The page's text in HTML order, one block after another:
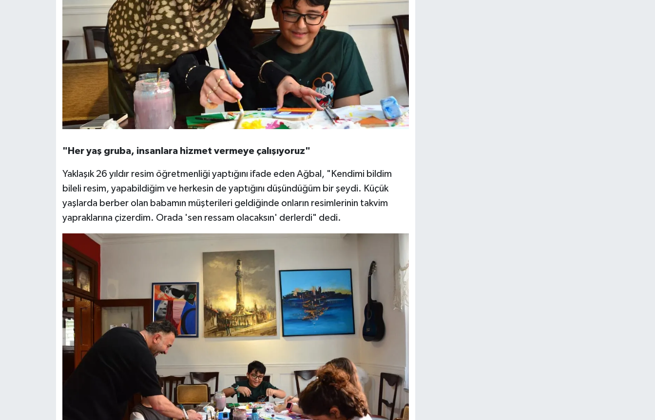
"Her yaş gruba, insanlara hizmet vermeye çalışıyoruz"
Yaklaşık 26 yıldır resim öğretmenliği yaptığını ifade eden Ağbal, "Kendimi bildim
bileli resim, yapabildiğim ve herkesin de yaptığını düşündüğüm bir şeydi. Küçük
yaşlarda berber olan babamın müşterileri geldiğinde onların resimlerinin takvim
yapraklarına çizerdim. Orada 'sen ressam olacaksın' derlerdi" dedi.